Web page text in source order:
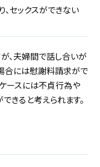
セックスができない
、夫婦間で話し合いが
合には慰謝料請求がで
ースには不貞行為や
きると考えられます。